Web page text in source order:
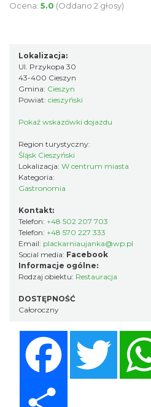
Ocena: 5.0 (Oddano 2 głosy)
Lokalizacja:
Ul. Przykopa 30
43-400 Cieszyn
Gmina: Cieszyn
Powiat: cieszyński
Pokaż wskazówki dojazdu
Region turystyczny:
Śląsk Cieszyński
Lokalizacja: W centrum miasta
Kategoria:
Gastronomia
Kontakt:
Telefon: +48 502 207 703
Telefon: +48 570 227 333
Email: plackarniaujanka@wp.pl
Social media: Facebook
Informacje ogólne:
Rodzaj obiektu: Restauracja
DOSTĘPNOŚĆ
Całoroczny
Twitter